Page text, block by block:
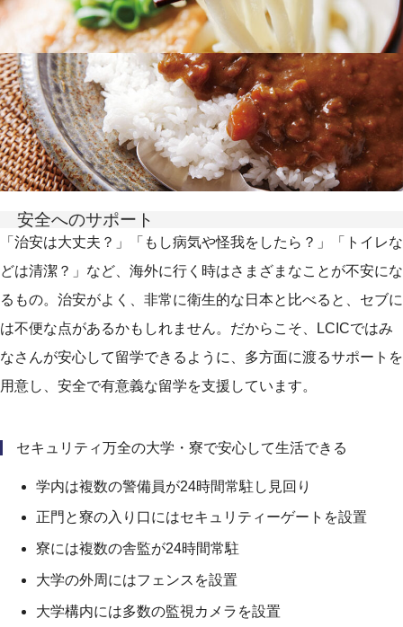
安全へのサポート
「治安は大丈夫？」「もし病気や怪我をしたら？」「トイレな
どは清潔？」など、海外に行く時はさまざまなことが不安にな
るもの。治安がよく、非常に衛生的な日本と比べると、セブに
は不便な点があるかもしれません。だからこそ、LCICではみ
なさんが安心して留学できるように、多方面に渡るサポートを
用意し、安全で有意義な留学を支援しています。
セキュリティ万全の大学・寮で安心して生活できる
学内は複数の警備員が24時間常駐し見回り
正門と寮の入り口にはセキュリティーゲートを設置
寮には複数の舎監が24時間常駐
大学の外周にはフェンスを設置
大学構内には多数の監視カメラを設置